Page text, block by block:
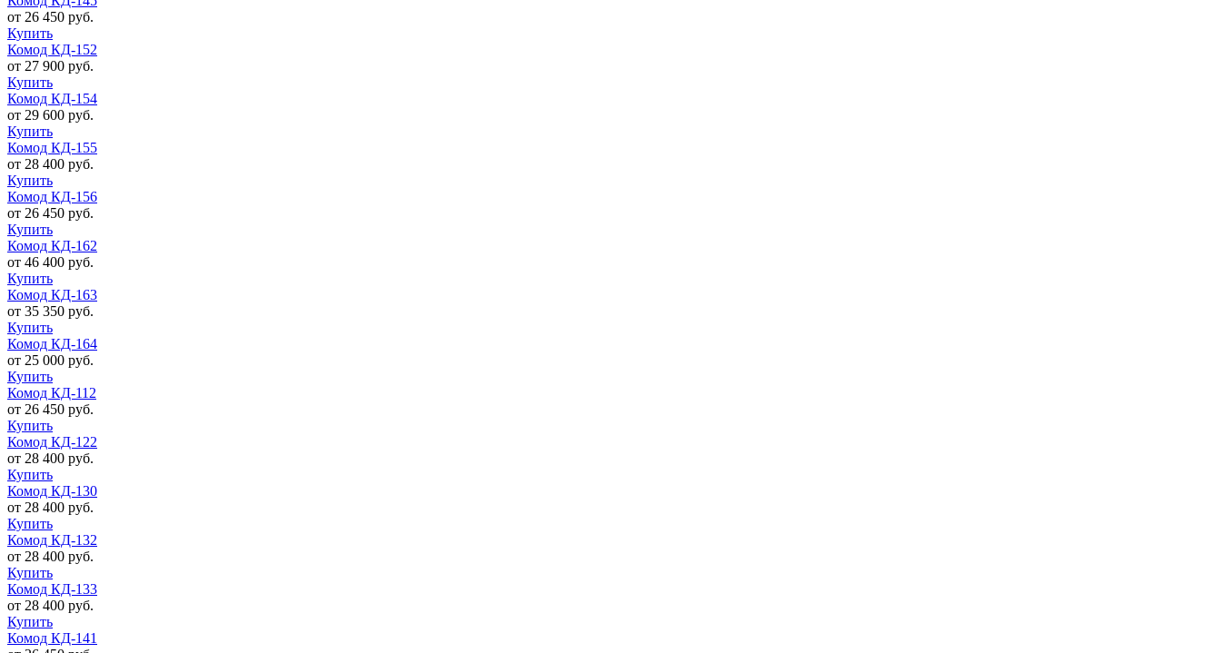
от 26 450 руб.
Купить
Комод КД-152
от 27 900 руб.
Купить
Комод КД-154
от 29 600 руб.
Купить
Комод КД-155
от 28 400 руб.
Купить
Комод КД-156
от 26 450 руб.
Купить
Комод КД-162
от 46 400 руб.
Купить
Комод КД-163
от 35 350 руб.
Купить
Комод КД-164
от 25 000 руб.
Купить
Комод КД-112
от 26 450 руб.
Купить
Комод КД-122
от 28 400 руб.
Купить
Комод КД-130
от 28 400 руб.
Купить
Комод КД-132
от 28 400 руб.
Купить
Комод КД-133
от 28 400 руб.
Купить
Комод КД-141